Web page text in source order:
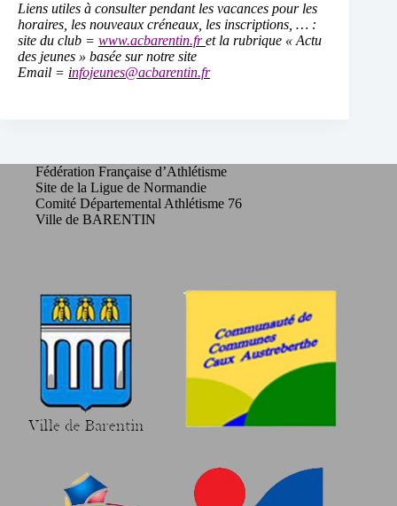
Liens utiles à consulter pendant les vacances pour les
horaires, les nouveaux créneaux, les inscriptions, … :
site du club = www.acbarentin.fr et la rubrique « Actu
des jeunes » basée sur notre site
Email = infojeunes@acbarentin.fr
Fédération Française d’Athlétisme
Site de la Ligue de Normandie
Comité Départemental Athlétisme 76
Ville de BARENTIN